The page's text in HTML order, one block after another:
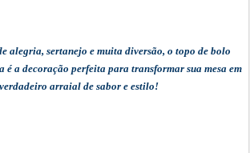
alegria, sertanejo e muita diversão, o topo de bolo
a decoração perfeita para transformar sua mesa em
arraial de sabor e estilo!